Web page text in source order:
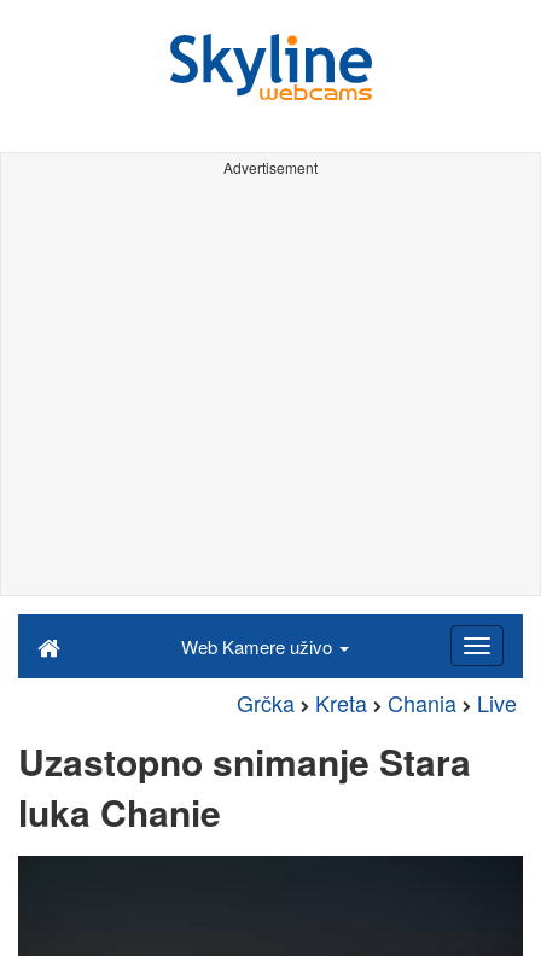
Advertisement
Web Kamere uživo
Grčka Kreta Chania Live
Uzastopno snimanje Stara
luka Chanie